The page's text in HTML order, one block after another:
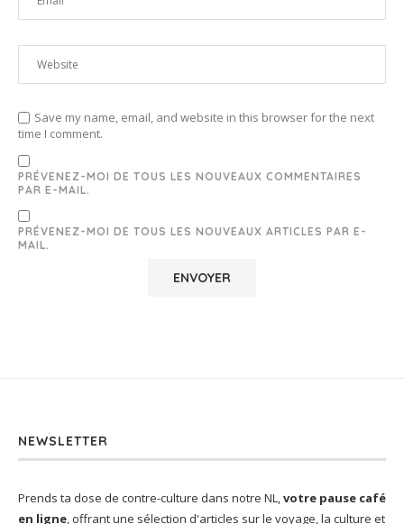
Save my name, email, and website in this browser for the next
time I comment.
PRÉVENEZ-MOI DE TOUS LES NOUVEAUX COMMENTAIRES
PAR E-MAIL.
PRÉVENEZ-MOI DE TOUS LES NOUVEAUX ARTICLES PAR E-
MAIL.
NEWSLETTER
Prends ta dose de contre-culture dans notre NL,votre pause café
en ligne, offrant une sélection d'articles sur le voyage, la culture et